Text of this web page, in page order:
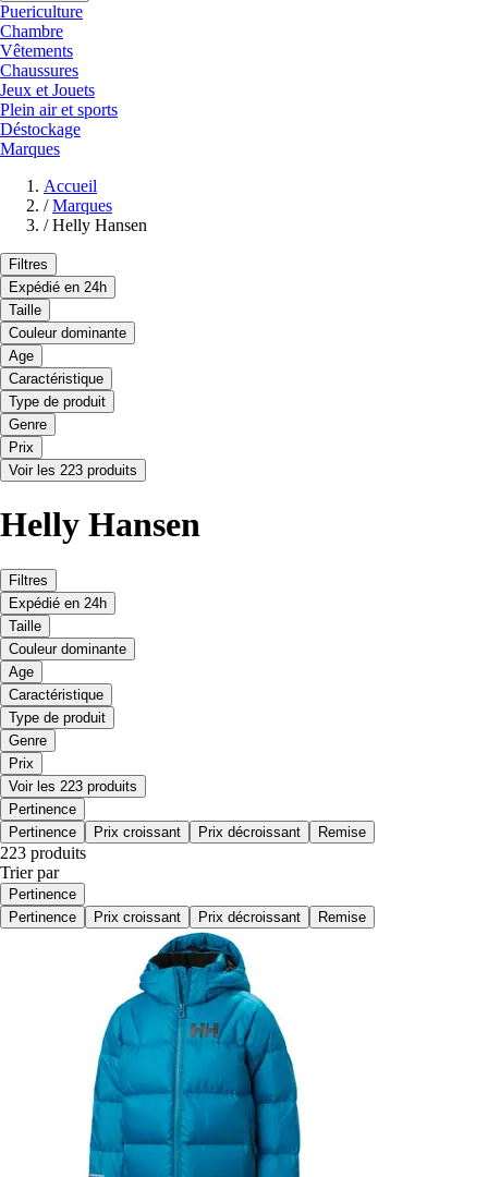
Puericulture
Chambre
Vêtements
Chaussures
Jeux et Jouets
Plein air et sports
Déstockage
Marques
Accueil
/ Marques
/ Helly Hansen
Filtres
Expédié en 24h
Taille
Couleur dominante
Age
Caractéristique
Type de produit
Genre
Prix
Voir les 223 produits
Helly Hansen
Filtres
Expédié en 24h
Taille
Couleur dominante
Age
Caractéristique
Type de produit
Genre
Prix
Voir les 223 produits
Pertinence
Pertinence
Prix croissant Prix décroissant Remise
223 produits
Trier par
Pertinence
Pertinence
Prix croissant Prix décroissant Remise